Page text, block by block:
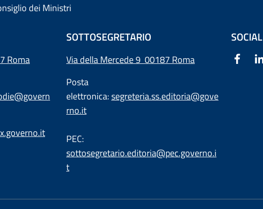
dei Ministri
Roma
SOTTOSEGRETARIO
Via della Mercede 9 00187 Roma
Posta
elettronica:segreteria.ss.editoria@gove
rno.it
PEC:
sottosegretario.editoria@pec.governo.i
t
SOCIAL